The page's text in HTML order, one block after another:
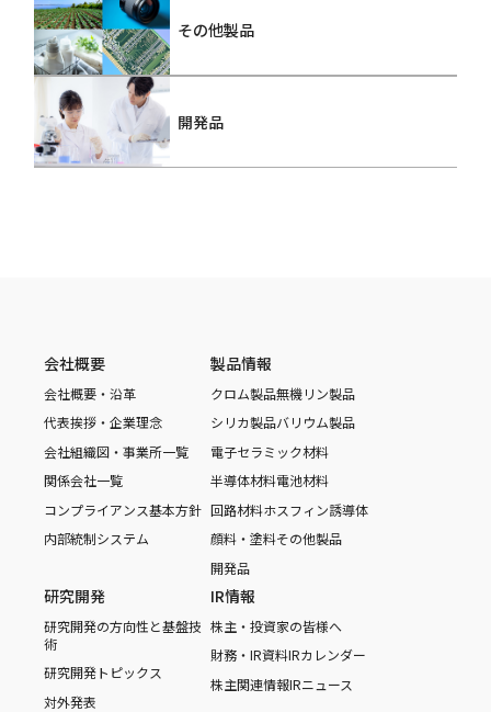
その他製品
開発品
会社概要
会社概要・沿革
代表挨拶・企業理念
会社組織図・事業所一覧
関係会社一覧
コンプライアンス基本方針
内部統制システム
製品情報
クロム製品無機リン製品
シリカ製品バリウム製品
電子セラミック材料
半導体材料電池材料
回路材料ホスフィン誘導体
顔料・塗料その他製品
開発品
研究開発
研究開発の方向性と基盤技
術
研究開発トピックス
対外発表
IR情報
株主・投資家の皆様へ
財務・IR資料IRカレンダー
株主関連情報IRニュース